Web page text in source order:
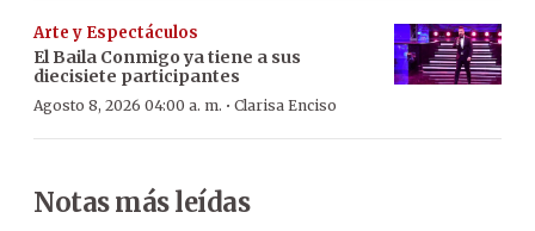
Arte y Espectáculos
El Baila Conmigo ya tiene a sus
diecisiete participantes
Agosto 8, 2026 04:00 a. m. · Clarisa Enciso
Notas más leídas